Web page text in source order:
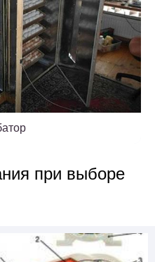
при выборе